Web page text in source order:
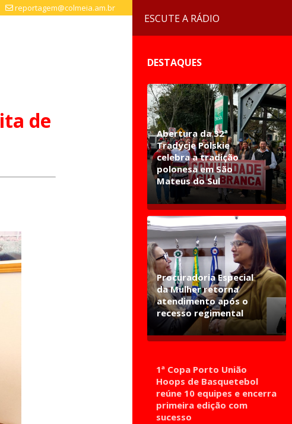
reportagem@colmeia.am.br
de
ESCUTE A RÁDIO
DESTAQUES
Abertura da 32ª
Tradycje Polskie
celebra a tradição
polonesa em São
Mateus do Sul
Procuradoria Especial
da Mulher retorna
atendimento após o
recesso regimental
1ª Copa Porto União
Hoops de Basquetebol
reúne 10 equipes e encerra
primeira edição com
sucesso